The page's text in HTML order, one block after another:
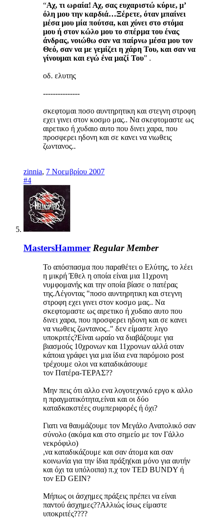
“Αχ, τι ωραία! Αχ, σας ευχαριστώ κύριε, μ’
όλη μου την καρδιά…Ξέρετε, όταν μπαίνει
μέσα μου μία πούτσα, και χύνει στο στόμα
μου ή στον κώλο μου το σπέρμα του ένας
άνδρας, νοιώθω σαν να παίρνω μέσα μου τον
Θεό, σαν να με γεμίζει η χάρη Του, και σαν να
γίνουμαι και εγώ ένα μαζί Του” .
οδ. ελυτης
---------------
σκεφτομαι ποσο αυντηρητικη και στεγνη στροφη
εχει γινει στον κοσμο μας.. Να σκεφτομαστε ως
αιρετικο ή χυδαιο αυτο που δινει χαρα, που
προσφερει ηδονη και σε κανει να νιωθεις
ζωντανος..
zinnia, 7 Νοεμβρίου 2007
#4
MastersHammer Regular Member
Το απόσπασμα που παραθέτει ο Ελύτης, το λέει
η μικρή Έθελ η οποία είναι μια 11χρονη
νυμφομανής και την οποία βίασε ο πατέρας
της.Λέγοντας "ποσο αυντηρητικη και στεγνη
στροφη εχει γινει στον κοσμο μας.. Να
σκεφτομαστε ως αιρετικο ή χυδαιο αυτο που
δινει χαρα, που προσφερει ηδονη και σε κανει
να νιωθεις ζωντανος.." δεν είμαστε λιγο
υποκριτές?Είναι ωραίο να διαβάζουμε για
βιασμούς 10χρονων και 11χρονων αλλά οταν
κάποια γράφει για μια ίδια ενα παρόμοιο post
τρέχουμε ολοι να καταδικάσουμε
τον Πατέρα-ΤΕΡΑΣ??
Μην πεις ότι αλλο ενα λογοτεχνικό εργο κ αλλο
η πραγματικότητα,είναι και οι δύο
καταδκακστέες συμπεριφορές ή όχι?
Γιατι να θαυμάζουμε τον Μεγάλο Ανατολικό σαν
σύνολο (ακόμα και στο σημείο με τον Γάλλο
νεκρόφιλο)
,να καταδικάζουμε και σαν άτομα και σαν
κοινωνία για την ίδια πράξη(και μόνο για αυτήν
και όχι τα υπόλοιπα) π.χ τον ΤΕD BUNDY ή
τον ED GEIN?
Μήπως οι άσχημες πράξεις πρέπει να είναι
παντού άσχημες??Αλλιώς ίσως είμαστε
υποκριτές????